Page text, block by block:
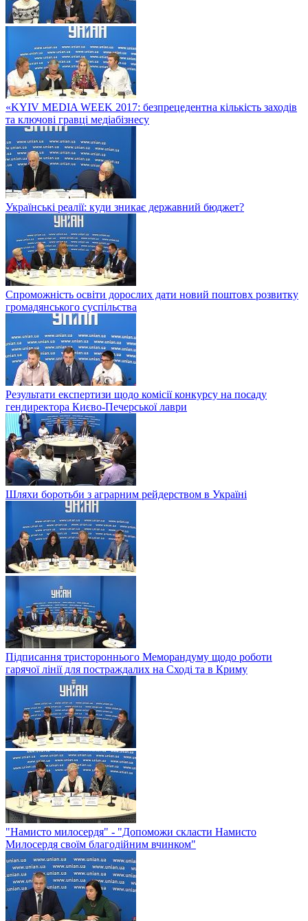
«KYIV MEDIA WEEK 2017: безпрецедентна кількість заходів
та ключові гравці медіабізнесу
Українські реалії: куди зникає державний бюджет?
Спроможність освіти дорослих дати новий поштовх розвитку
громадянського суспільства
Результати експертизи щодо комісії конкурсу на посаду
гендиректора Києво-Печерської лаври
Шляхи боротьби з аграрним рейдерством в Українi
Підписання тристороннього Меморандуму щодо роботи
гарячої лінії для постраждалих на Сході та в Криму
"Намисто милосердя" - "Допоможи скласти Намисто
Милосердя своїм благодійним вчинком"